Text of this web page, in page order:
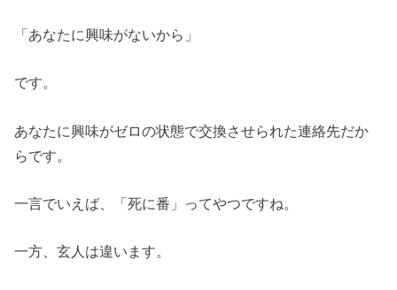
「あなたに興味がないから」
です。
あなたに興味がゼロの状態で交換させられた連絡先だか
らです。
一言でいえば、「死に番」ってやつですね。
一方、玄人は違います。